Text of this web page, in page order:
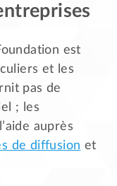
est
et les
pas de
; les
auprès
de diffusion et